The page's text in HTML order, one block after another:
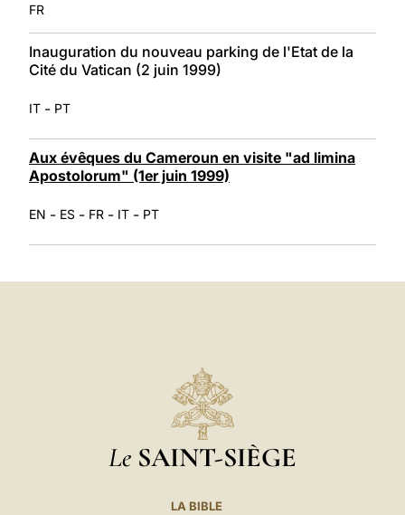
FR
Inauguration du nouveau parking de l'Etat de la
Cité du Vatican (2 juin 1999)
IT - PT
Aux évêques du Cameroun en visite "ad limina
Apostolorum" (1er juin 1999)
EN - ES - FR - IT - PT
Le SAINT-SIÈGE
LA BIBLE